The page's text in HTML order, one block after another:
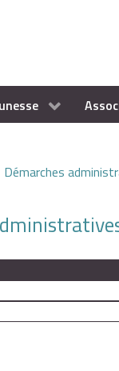
Démarches